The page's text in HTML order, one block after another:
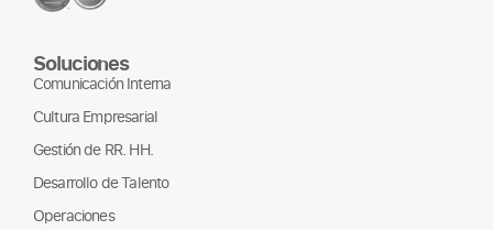
Soluciones
Comunicación Interna
Cultura Empresarial
Gestión de RR. HH.
Desarrollo de Talento
Operaciones